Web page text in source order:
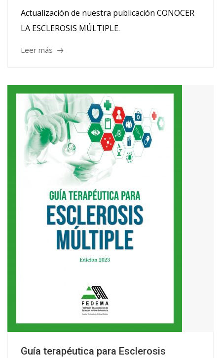
Actualización de nuestra publicación CONOCER
LA ESCLEROSIS MÚLTIPLE.
Leer más
Guía terapéutica para Esclerosis